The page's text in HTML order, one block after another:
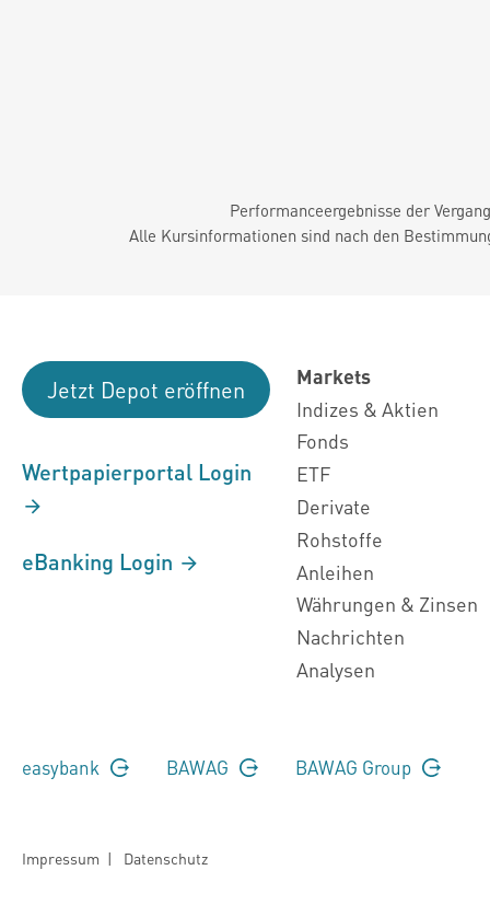
Performanceergebnisse der
Alle Kursinformationen sind nach den
Jetzt Depot eröffnen
Wertpapierportal Login
eBanking Login
Markets
Indizes & Aktien
Fonds
ETF
Derivate
Rohstoffe
Anleihen
Währungen & Zinsen
Nachrichten
Analysen
easybank BAWAG BAWAG Group
Impressum | Datenschutz